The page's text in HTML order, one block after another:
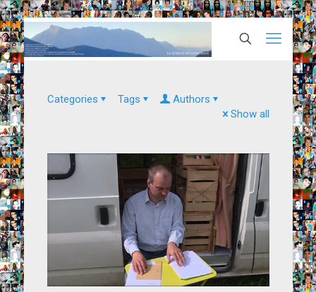
Categories Tags
Authors
Show all